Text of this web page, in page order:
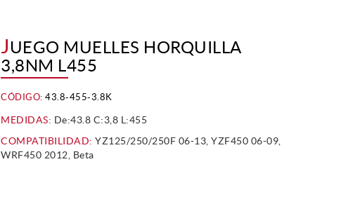
JUEGO MUELLES HORQUILLA
3,8NM L455
CÓDIGO: 43.8-455-3.8K
MEDIDAS: De:43.8 C:3,8 L:455
COMPATIBILIDAD: YZ125/250/250F 06-13, YZF450 06-09,
WRF450 2012, Beta